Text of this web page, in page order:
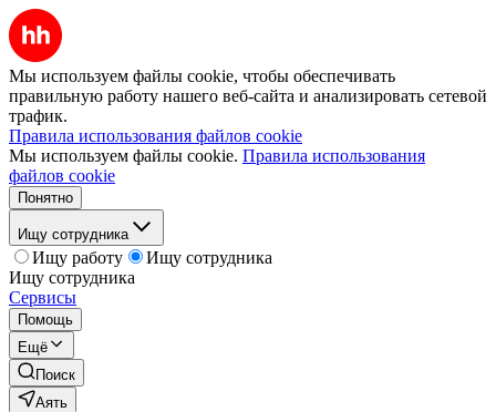
Мы используем файлы cookie, чтобы обеспечивать
правильную работу нашего веб-сайта и анализировать сетевой
трафик.
Правила использования файлов cookie
Мы используем файлы cookie. Правила использования
файлов cookie
Понятно
Ищу сотрудника
Ищу работу
Ищу сотрудника
Ищу сотрудника
Сервисы
Помощь
Ещё
Поиск
Аять